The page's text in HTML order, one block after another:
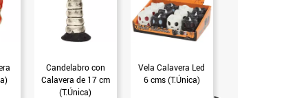
Candelabro con
Calavera de 17 cm
(T.Única)
Vela Calavera Led
6 cms (T.Única)